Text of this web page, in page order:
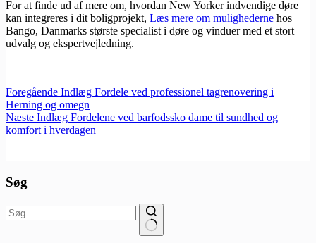
For at finde ud af mere om, hvordan New Yorker indvendige døre
kan integreres i dit boligprojekt, Læs mere om mulighederne hos
Bango, Danmarks største specialist i døre og vinduer med et stort
udvalg og ekspertvejledning.
Foregående Indlæg Fordele ved professionel tagrenovering i
Herning og omegn
Næste Indlæg Fordelene ved barfodssko dame til sundhed og
komfort i hverdagen
Søg